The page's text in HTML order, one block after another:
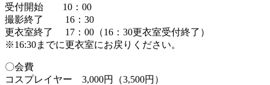
受付開始 10：00
撮影終了 16：30
更衣室終了 17：00（16：30更衣室受付終了）
※16:30までに更衣室にお戻りください。
〇会費
コスプレイヤー 3,000円（3,500円）